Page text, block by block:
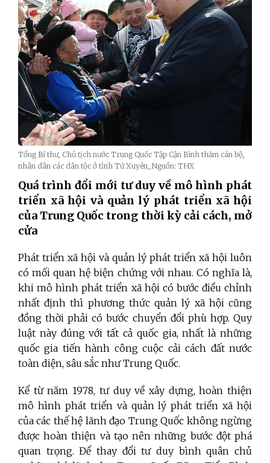
Tổng Bí thư, Chủ tịch nước Trung Quốc Tập Cận Bình thăm cán bộ,
nhân dân các dân tộc ở tỉnh Tứ Xuyên_Nguồn: THX
Quá trình đổi mới tư duy về mô hình phát
triển xã hội và quản lý phát triển xã hội
của Trung Quốc trong thời kỳ cải cách, mở
cửa
Phát triển xã hội và quản lý phát triển xã hội luôn
có mối quan hệ biện chứng với nhau. Có nghĩa là,
khi mô hình phát triển xã hội có bước điều chỉnh
nhất định thì phương thức quản lý xã hội cũng
đồng thời phải có bước chuyển đổi phù hợp. Quy
luật này đúng với tất cả quốc gia, nhất là những
quốc gia tiến hành công cuộc cải cách đất nước
toàn diện, sâu sắc như Trung Quốc.
Kể từ năm 1978, tư duy về xây dựng, hoàn thiện
mô hình phát triển và quản lý phát triển xã hội
của các thế hệ lãnh đạo Trung Quốc không ngừng
được hoàn thiện và tạo nên những bước đột phá
quan trọng. Để thay đổi tư duy bình quân chủ